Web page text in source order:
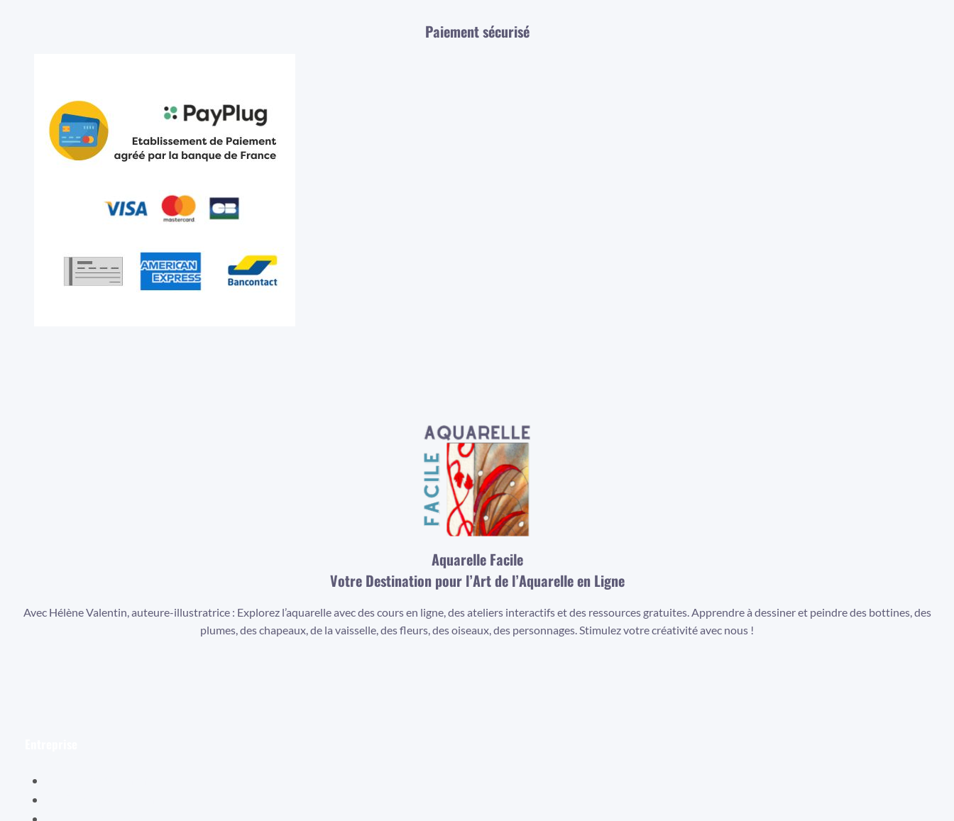
Paiement sécurisé
Aquarelle Facile
Votre Destination pour l’Art de l’Aquarelle en Ligne
Avec Hélène Valentin, auteure-illustratrice : Explorez l’aquarelle avec des cours en ligne, des ateliers interactifs et des ressources gratuites. Apprendre à dessiner et peindre des bottines, des
plumes, des chapeaux, de la vaisselle, des fleurs, des oiseaux, des personnages. Stimulez votre créativité avec nous !